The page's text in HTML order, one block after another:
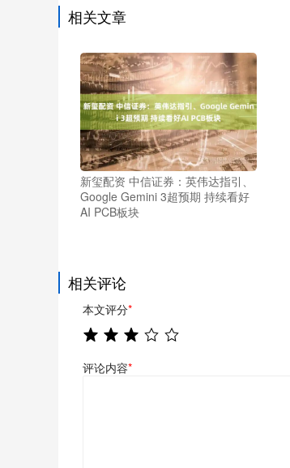
相关文章
新玺配资 中信证券：英伟达指引、
Google Gemini 3超预期 持续看好
AI PCB板块
相关评论
本文评分*
评论内容*